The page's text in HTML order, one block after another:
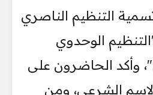
التنظيم الناصري
الوحدوي
وأكد الحاضرون على
الشرعي، ومن